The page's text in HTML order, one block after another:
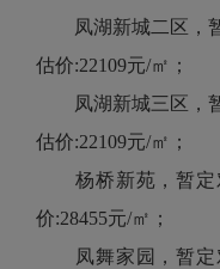
凤湖新城二区，暂
估价:22109元/㎡；
凤湖新城三区，暂
估价:22109元/㎡；
杨桥新苑，暂定
价:28455元/㎡；
凤舞家园，暂定